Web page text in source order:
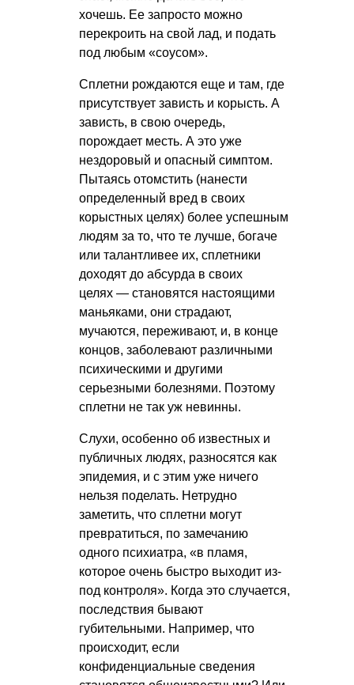
хочешь. Ее запросто можно
перекроить на свой лад, и подать
под любым «соусом».
Сплетни рождаются еще и там, где
присутствует зависть и корысть. А
зависть, в свою очередь,
порождает месть. А это уже
нездоровый и опасный симптом.
Пытаясь отомстить (нанести
определенный вред в своих
корыстных целях) более успешным
людям за то, что те лучше, богаче
или талантливее их, сплетники
доходят до абсурда в своих
целях — становятся настоящими
маньяками, они страдают,
мучаются, переживают, и, в конце
концов, заболевают различными
психическими и другими
серьезными болезнями. Поэтому
сплетни не так уж невинны.
Слухи, особенно об известных и
публичных людях, разносятся как
эпидемия, и с этим уже ничего
нельзя поделать. Нетрудно
заметить, что сплетни могут
превратиться, по замечанию
одного психиатра, «в пламя,
которое очень быстро выходит из-
под контроля». Когда это случается,
последствия бывают
губительными. Например, что
происходит, если
конфиденциальные сведения